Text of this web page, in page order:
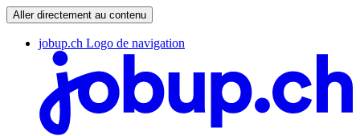
Aller directement au contenu
jobup.ch Logo de navigation